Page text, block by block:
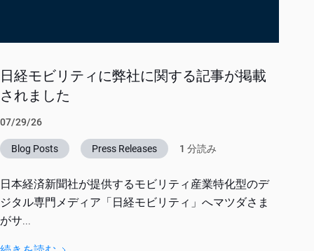
日経モビリティに弊社に関する記事が掲載
されました
07/29/26
Blog Posts Press Releases 1 分読み
日本経済新聞社が提供するモビリティ産業特化型のデ
ジタル専門メディア「日経モビリティ」へマツダさま
がサ...